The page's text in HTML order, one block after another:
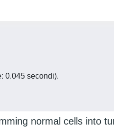
0.045 secondi).
normal cells into